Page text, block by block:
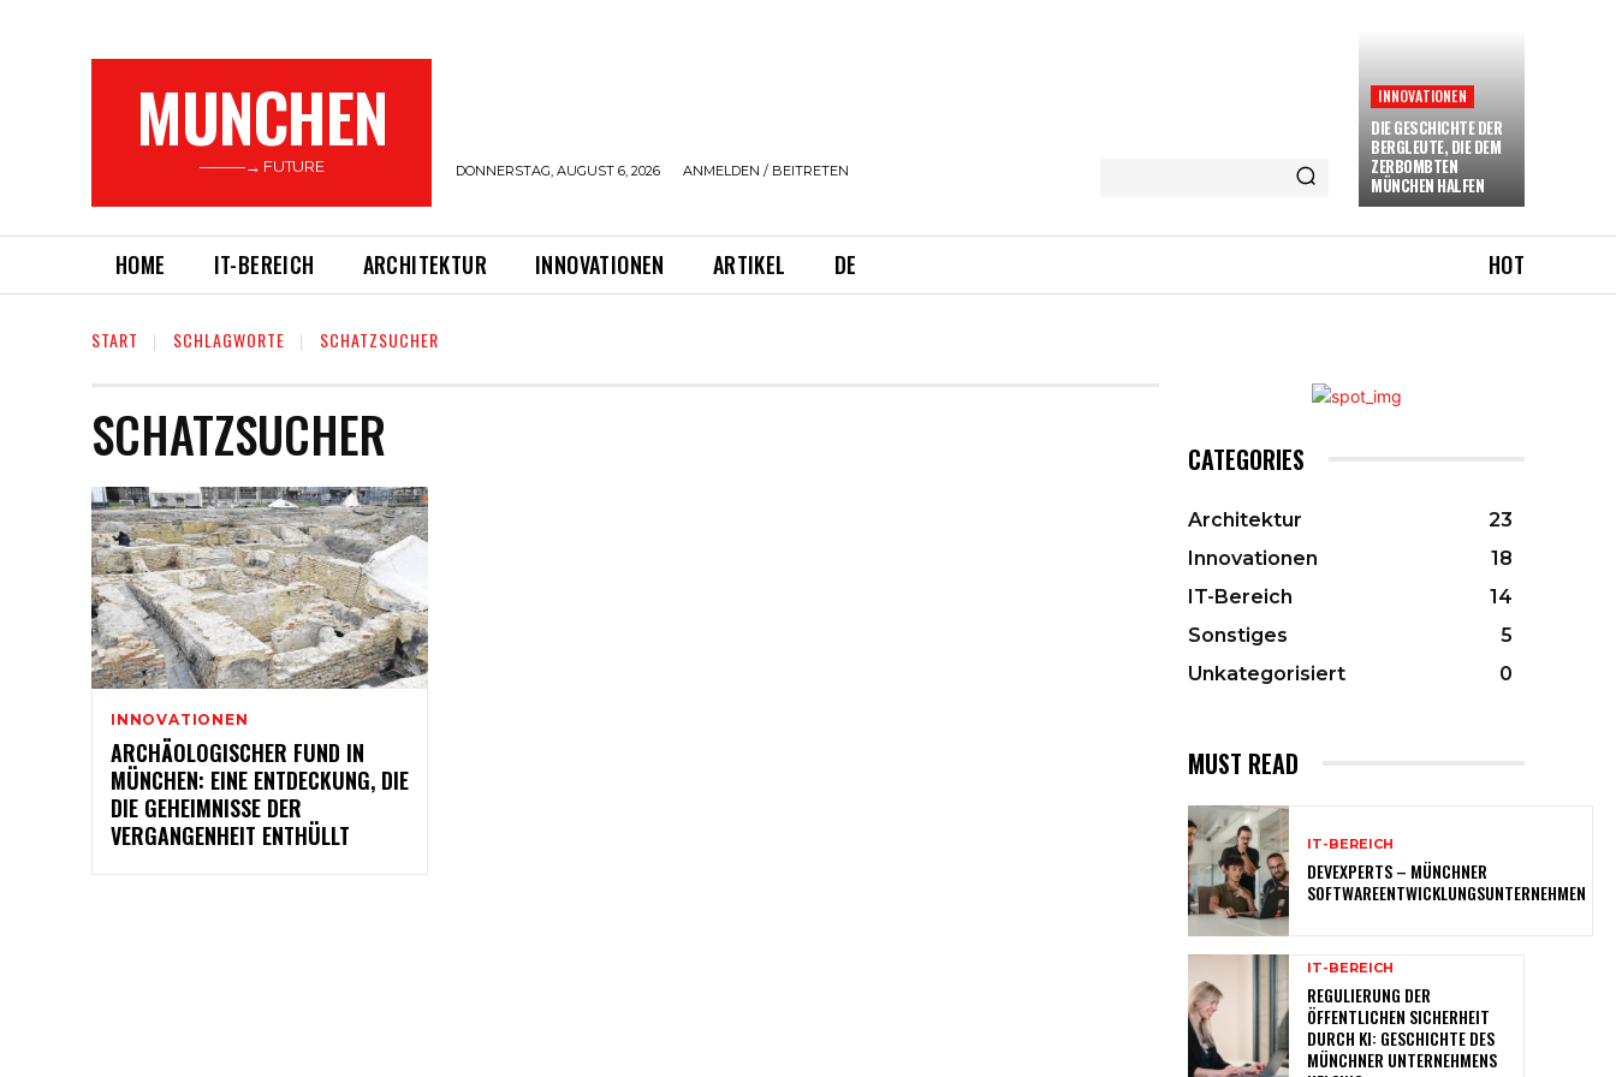
MUNCHEN
———→ FUTURE DONNERSTAG, AUGUST 6, 2026 ANMELDEN / BEITRETEN
INNOVATIONEN
DIE GESCHICHTE DER
BERGLEUTE, DIE DEM
ZERBOMBTEN
MÜNCHEN HALFEN
HOME IT-BEREICH ARCHITEKTUR INNOVATIONEN ARTIKEL DE HOT
START SCHLAGWORTE SCHATZSUCHER
SCHATZSUCHER
INNOVATIONEN
ARCHÄOLOGISCHER FUND IN
MÜNCHEN: EINE ENTDECKUNG, DIE
DIE GEHEIMNISSE DER
VERGANGENHEIT ENTHÜLLT
CATEGORIES
Architektur
23
Innovationen
18
IT-Bereich
14
Sonstiges
5
Unkategorisiert
0
MUST READ
IT-BEREICH
DEVEXPERTS – MÜNCHNER
SOFTWAREENTWICKLUNGSUNTERNEHMEN
IT-BEREICH
REGULIERUNG DER
ÖFFENTLICHEN SICHERHEIT
DURCH KI: GESCHICHTE DES
MÜNCHNER UNTERNEHMENS